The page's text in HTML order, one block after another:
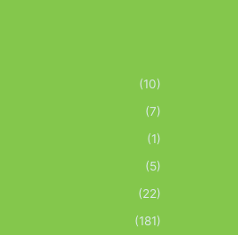
(10)
(7)
(1)
(5)
(22)
(181)